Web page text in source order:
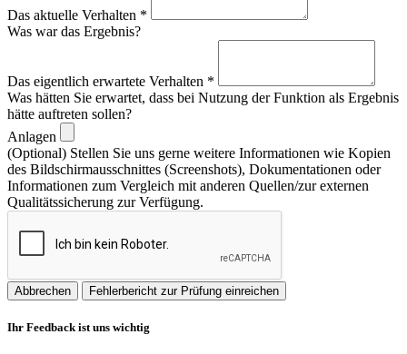
Das aktuelle Verhalten *
Was war das Ergebnis?
Das eigentlich erwartete Verhalten *
Was hätten Sie erwartet, dass bei Nutzung der Funktion als Ergebnis
hätte auftreten sollen?
Anlagen
(Optional) Stellen Sie uns gerne weitere Informationen wie Kopien
des Bildschirmausschnittes (Screenshots), Dokumentationen oder
Informationen zum Vergleich mit anderen Quellen/zur externen
Qualitätssicherung zur Verfügung.
Abbrechen Fehlerbericht zur Prüfung einreichen
Ihr Feedback ist uns wichtig